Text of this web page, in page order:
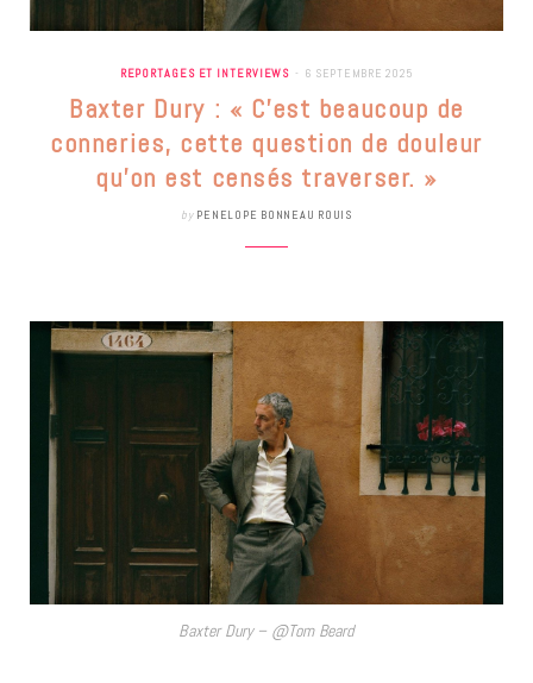
REPORTAGES ET INTERVIEWS 6 SEPTEMBRE 2025
Baxter Dury : « C’est beaucoup de
conneries, cette question de douleur
qu’on est censés traverser. »
by PENELOPE BONNEAU ROUIS
Baxter Dury – @Tom Beard